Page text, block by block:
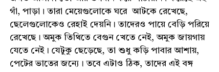
গাঁ, পাড়া। তারা মেয়েগুলোকে ঘরে আটকে রেখেছে,
ছেলেগুলোকেও রেহাই দেয়নি। তাদেরও পায়ে বেড়ি পরিয়ে
রেখেছে। অমুক তিথিতে বেগুন খেতে নেই, অমুক জায়গায়
যেতে নেই। যেটুকু ছেড়েছে, তা শুধু কড়ি পাবার আশায়,
পেটের ভাতের জন্যে। তবে এটাও ঠিক, তাদের এই বঙ্গ